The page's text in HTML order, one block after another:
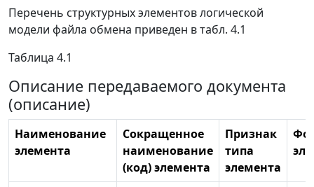
Перечень структурных элементов логической
модели файла обмена приведен в табл. 4.1
Таблица 4.1
Описание передаваемого документа
(описание)
Наименование
элемента
Сокращенное
наименование
(код) элемента
Признак
типа
элемента